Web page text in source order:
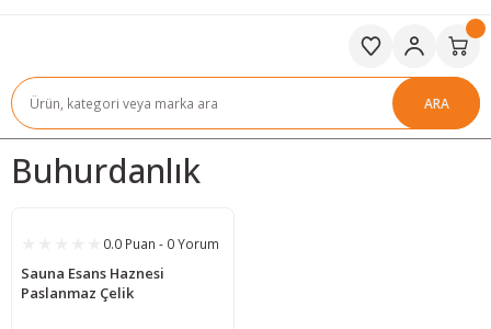
ARA
Buhurdanlık
0.0 Puan - 0 Yorum
Sauna Esans Haznesi
Paslanmaz Çelik